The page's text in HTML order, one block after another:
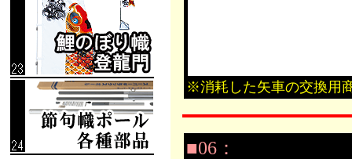
※消耗した矢車の交換用
■06：